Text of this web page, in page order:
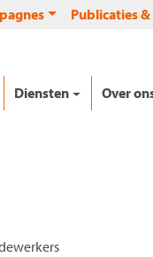
Publicaties
Diensten Over